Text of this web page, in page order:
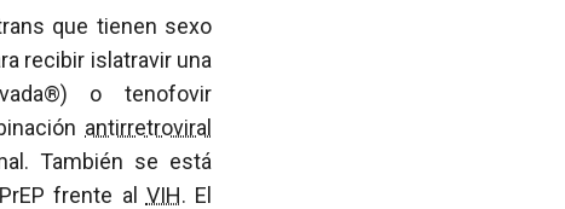
que tienen sexo
recibir islatravir una
o tenofovir
antirretroviral
También se está
frente al VIH. El